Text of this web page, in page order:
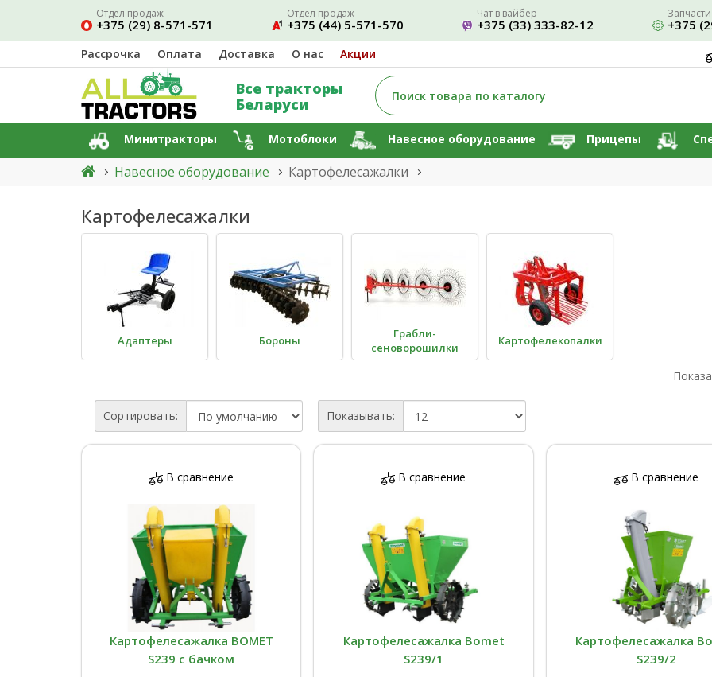
Отдел продаж
+375 (29) 8-571-571
Отдел продаж
+375 (44) 5-571-570
Чат в вайбер
+375 (33) 333-82-12
Запчасти
+375
Рассрочка Оплата Доставка О нас Акции
Все тракторы
Беларуси
Минитракторы Мотоблоки Навесное оборудование Прицепы
Навесное оборудование Картофелесажалки
Картофелесажалки
Адаптеры Бороны
Грабли-
сеноворошилки
Картофелекопалки
Картофелесажалки Культиваторы
Окучники Опрыскиватели Отвалы
Сортировать: Показывать:
В сравнение
Картофелесажалка BOMET
S239 с бачком
В сравнение
Картофелесажалка Bomet
S239/1
В сравнение
Картофелесажалка
S239/2